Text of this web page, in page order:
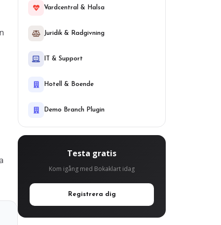
Vardcentral & Halsa
Juridik & Radgivning
IT & Support
Hotell & Boende
Demo Branch Plugin
Testa gratis
Kom igång med Bokaklart idag
Registrera dig